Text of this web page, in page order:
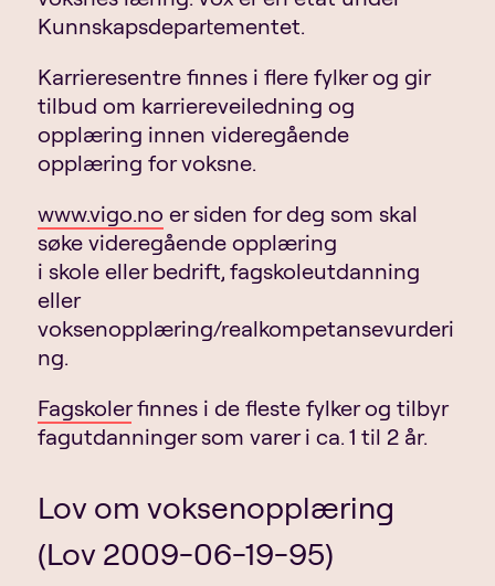
Kunnskapsdepartementet.
Karrieresentre finnes i flere fylker og gir
tilbud om karriereveiledning og
opplæring innen videregående
opplæring for voksne.
www.vigo.no er siden for deg som skal
søke videregående opplæring
i skole eller bedrift, fagskoleutdanning
eller
voksenopplæring/realkompetansevurderi
ng.
Fagskoler finnes i de fleste fylker og tilbyr
fagutdanninger som varer i ca. 1 til 2 år.
Lov om voksenopplæring
(Lov 2009-06-19-95)